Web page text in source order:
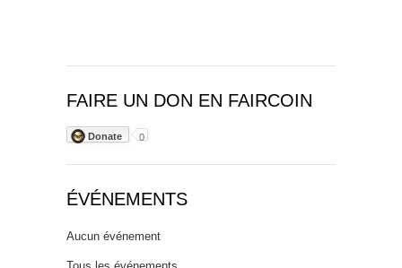
FAIRE UN DON EN FAIRCOIN
Donate 0
ÉVÉNEMENTS
Aucun événement